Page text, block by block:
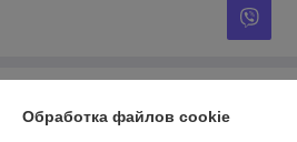
Обработка файлов cookie